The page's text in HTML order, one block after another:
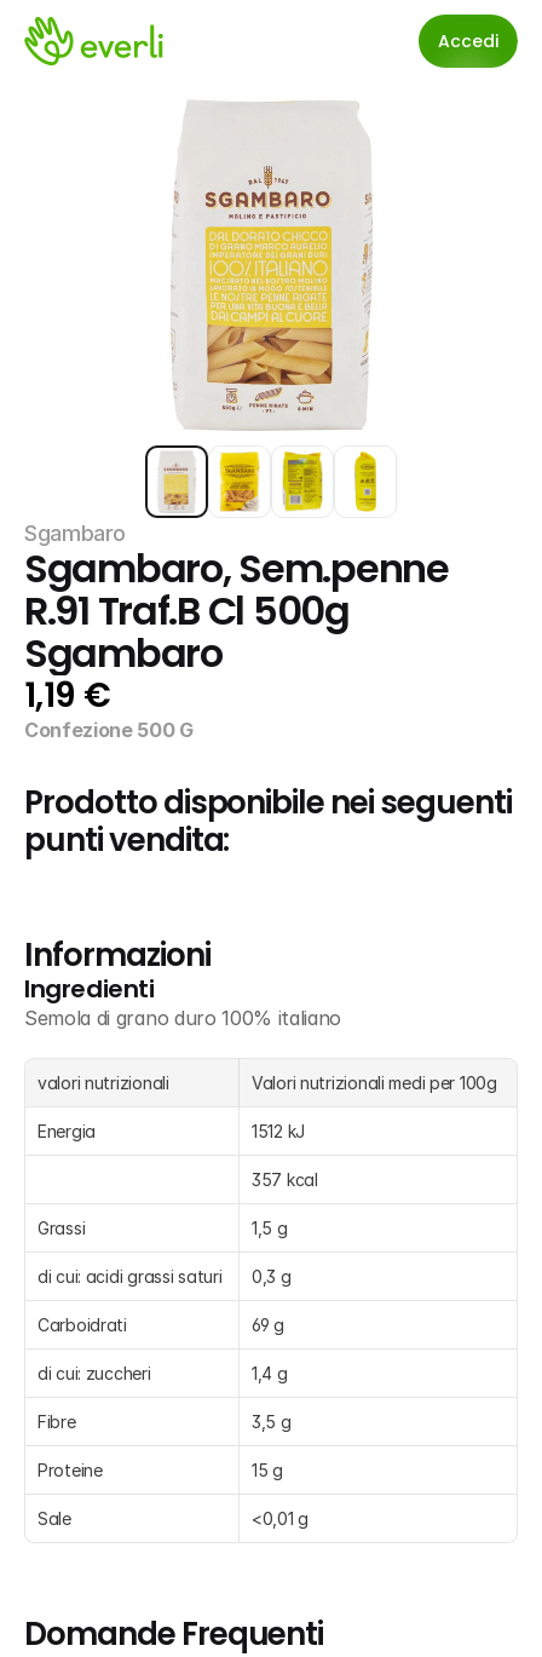
Accedi
Sgambaro
Sgambaro, Sem.penne
R.91 Traf.B Cl 500g
Sgambaro
1,19 €
Confezione 500 G
Prodotto disponibile nei seguenti
punti vendita:
Informazioni
Ingredienti
Semola di grano duro 100% italiano
valori nutrizionali Valori nutrizionali medi per 100g
Energia 1512 kJ
357 kcal
Grassi 1,5 g
di cui: acidi grassi saturi 0,3 g
Carboidrati 69 g
di cui: zuccheri 1,4 g
Fibre 3,5 g
Proteine 15 g
Sale <0,01 g
Domande Frequenti